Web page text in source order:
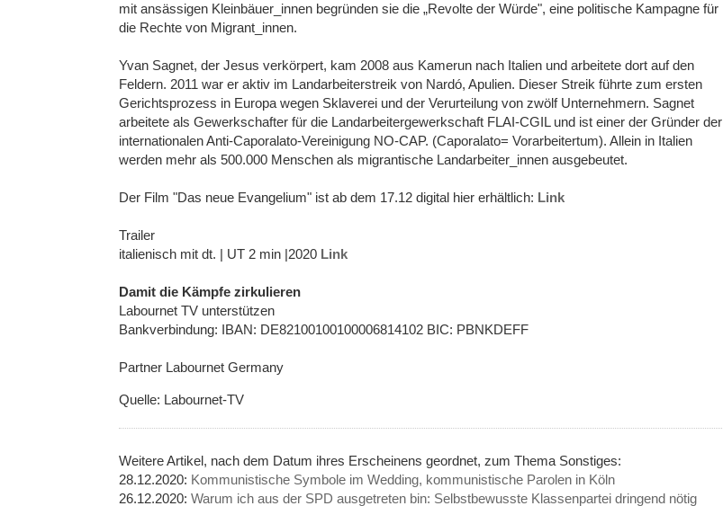
mit ansässigen Kleinbäuer_innen begründen sie die „Revolte der Würde", eine politische Kampagne für
die Rechte von Migrant_innen.
Yvan Sagnet, der Jesus verkörpert, kam 2008 aus Kamerun nach Italien und arbeitete dort auf den
Feldern. 2011 war er aktiv im Landarbeiterstreik von Nardó, Apulien. Dieser Streik führte zum ersten
Gerichtsprozess in Europa wegen Sklaverei und der Verurteilung von zwölf Unternehmern. Sagnet
arbeitete als Gewerkschafter für die Landarbeitergewerkschaft FLAI-CGIL und ist einer der Gründer der
internationalen Anti-Caporalato-Vereinigung NO-CAP. (Caporalato= Vorarbeitertum). Allein in Italien
werden mehr als 500.000 Menschen als migrantische Landarbeiter_innen ausgebeutet.
Der Film "Das neue Evangelium" ist ab dem 17.12 digital hier erhältlich: Link
Trailer
italienisch mit dt. | UT 2 min |2020 Link
Damit die Kämpfe zirkulieren
Labournet TV unterstützen
Bankverbindung: IBAN: DE82100100100006814102 BIC: PBNKDEFF
Partner Labournet Germany
Quelle: Labournet-TV
Weitere Artikel, nach dem Datum ihres Erscheinens geordnet, zum Thema Sonstiges:
28.12.2020: Kommunistische Symbole im Wedding, kommunistische Parolen in Köln
26.12.2020: Warum ich aus der SPD ausgetreten bin: Selbstbewusste Klassenpartei dringend nötig